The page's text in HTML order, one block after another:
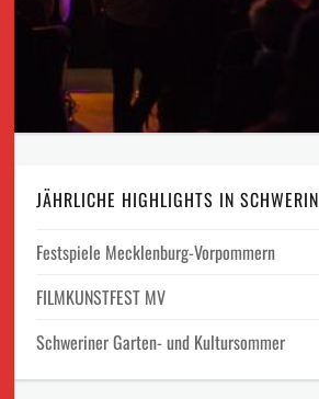
JÄHRLICHE HIGHLIGHTS IN SCHWERIN
Festspiele Mecklenburg-Vorpommern
FILMKUNSTFEST MV
Schweriner Garten- und Kultursommer